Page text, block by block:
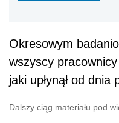
Okresowym
wszyscy
jaki upłynął od
Dalszy ciąg materiału pod